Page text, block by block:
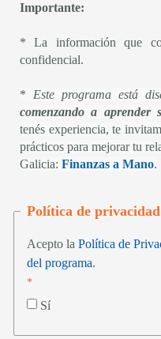
Importante:
* La información que
confidencial.
* Este programa está
comenzando a aprender
tenés experiencia, te
prácticos para mejorar tu
Galicia: Finanzas a Mano.
Política de privacidad
Acepto la Política de
del programa.
Sí